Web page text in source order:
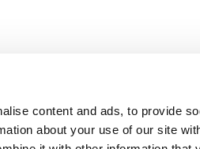
content and ads, to provide
about your use of our site